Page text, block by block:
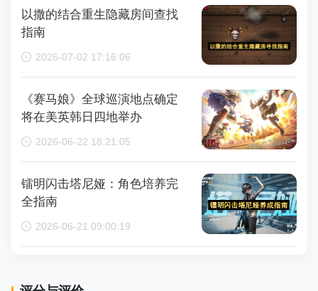
以撒的结合重生隐藏房间查找
指南
2026-07-02 17:16:06
《赛马娘》全球巡演地点确定
将在美英韩日四地举办
2026-06-22 18:21:05
镭明闪击塔尼娅：角色培养完
全指南
2026-06-21 09:00:19